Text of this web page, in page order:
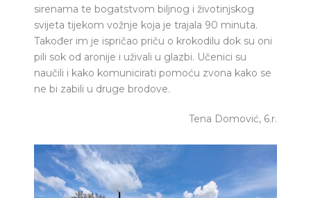
sirenama te bogatstvom biljnog i životinjskog
svijeta tijekom vožnje koja je trajala 90 minuta.
Također im je ispričao priču o krokodilu dok su oni
pili sok od aronije i uživali u glazbi. Učenici su
naučili i kako komunicirati pomoću zvona kako se
ne bi zabili u druge brodove.
Tena Domović, 6.r.